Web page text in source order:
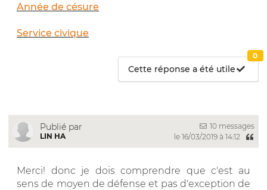
Année de césure
Service civique
Cette réponse a été utile
0
Publié par
LIN HA
10 messages
le 16/03/2019 à 14:12
Merci! donc je dois comprendre que c'est au
sens de moyen de défense et pas d'exception de